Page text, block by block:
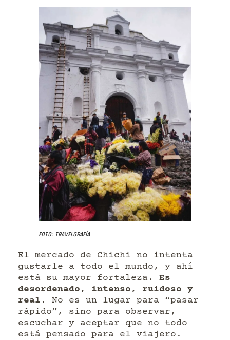
Foto: Travelgrafía
El mercado de Chichi no intenta
gustarle a todo el mundo, y ahí
está su mayor fortaleza. Es
desordenado, intenso, ruidoso y
real . No es un lugar para “pasar
rápido”, sino para observar,
escuchar y aceptar que no todo
está pensado para el viajero.